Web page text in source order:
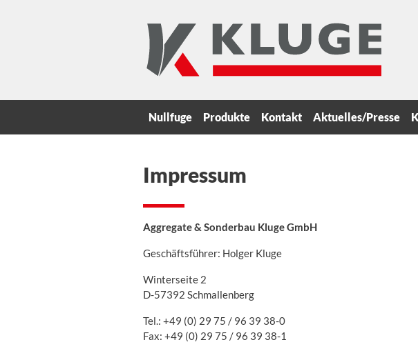
Nullfuge Produkte Kontakt Aktuelles/Presse
Impressum
Aggregate & Sonderbau Kluge GmbH
Geschäftsführer: Holger Kluge
Winterseite 2
D-57392 Schmallenberg
Tel.: +49 (0) 29 75 / 96 39 38-0
Fax: +49 (0) 29 75 / 96 39 38-1